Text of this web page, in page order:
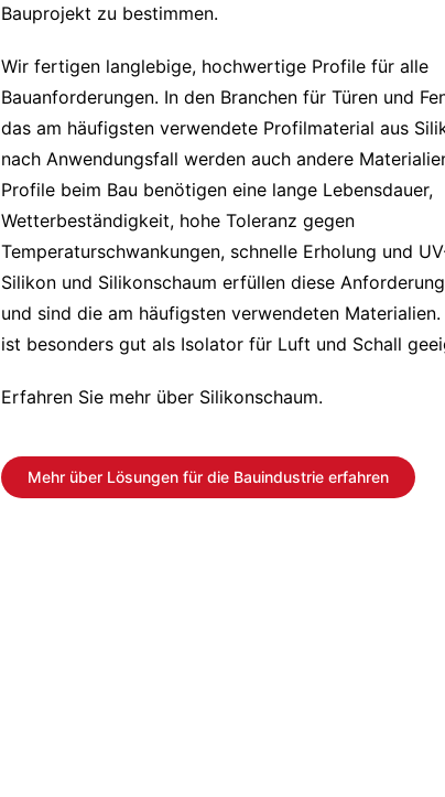
Bauprojekt zu bestimmen.
Wir fertigen langlebige, hochwertige Profile für alle
Bauanforderungen. In den Branchen für Türen und
das am häufigsten verwendete Profilmaterial aus
nach Anwendungsfall werden auch andere
Profile beim Bau benötigen eine lange Lebensdauer,
Wetterbeständigkeit, hohe Toleranz gegen
Temperaturschwankungen, schnelle Erholung und
Silikon und Silikonschaum erfüllen diese
und sind die am häufigsten verwendeten
ist besonders gut als Isolator für Luft und Schall
Erfahren Sie mehr über Silikonschaum.
Mehr über Lösungen für die Bauindustrie erfahren